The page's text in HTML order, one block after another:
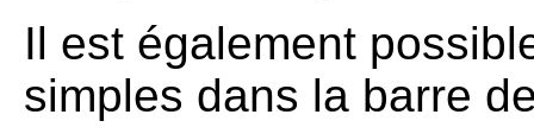
Il est également
simples dans la barre